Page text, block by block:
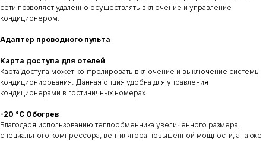
сети позволяет удаленно осуществлять включение и управление
кондиционером.
Адаптер проводного пульта
Карта доступа для отелей
Карта доступа может контролировать включение и выключение системы
кондиционирования. Данная опция удобна для управления
кондиционерами в гостиничных номерах.
-20 °C Обогрев
Благодаря использованию теплообменника увеличенного размера,
специального компрессора, вентилятора повышенной мощности, а также